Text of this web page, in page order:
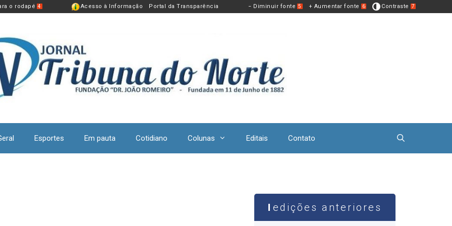
o rodapé 4 Acesso à Informação Portal da Transparência − Diminuir fonte 5 + Aumentar fonte 6 Contraste 7
Esportes Em pauta Cotidiano Colunas Editais Contato
edições anteriores